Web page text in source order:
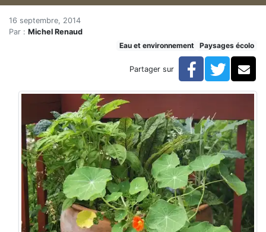
Accueil
Articles
Eau et environnement
Un potager dans la maison : dix secrets pour une
Un potager dans la maison :
16 septembre, 2014
Par : Michel Renaud
Eau et environnement
Paysages écolo
Partager sur Facebook